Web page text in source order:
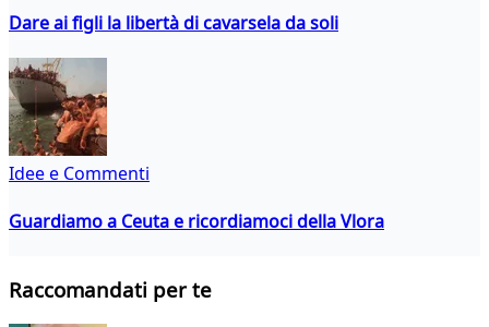
Dare ai figli la libertà di cavarsela da soli
Idee e Commenti
Guardiamo a Ceuta e ricordiamoci della Vlora
Raccomandati per te